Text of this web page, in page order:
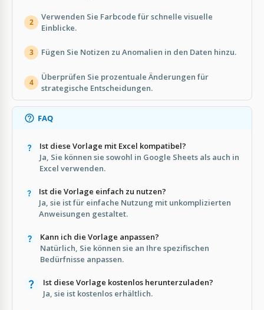
2
Verwenden Sie Farbcode für schnelle visuelle
Einblicke.
3 Fügen Sie Notizen zu Anomalien in den Daten hinzu.
4
Überprüfen Sie prozentuale Änderungen für
strategische Entscheidungen.
FAQ
Ist diese Vorlage mit Excel kompatibel?
Ja, Sie können sie sowohl in Google Sheets als auch in
Excel verwenden.
Ist die Vorlage einfach zu nutzen?
Ja, sie ist für einfache Nutzung mit unkomplizierten
Anweisungen gestaltet.
Kann ich die Vorlage anpassen?
Natürlich, Sie können sie an Ihre spezifischen
Bedürfnisse anpassen.
Ist diese Vorlage kostenlos herunterzuladen?
Ja, sie ist kostenlos erhältlich.